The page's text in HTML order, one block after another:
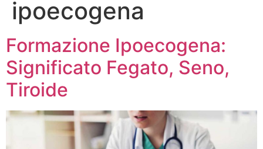
ipoecogena
Formazione Ipoecogena:
Significato Fegato, Seno,
Tiroide